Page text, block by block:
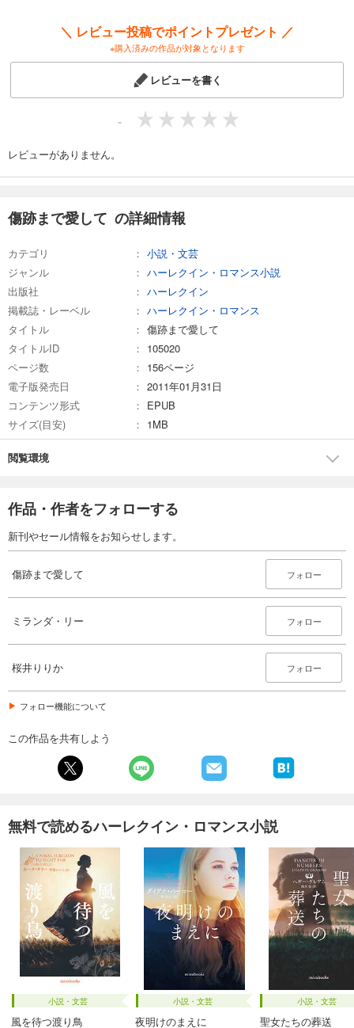
＼ レビュー投稿でポイントプレゼント ／
※購入済みの作品が対象となります
レビューを書く
-
レビューがありません。
傷跡まで愛して の詳細情報
カテゴリ
小説・文芸
ジャンル
ハーレクイン・ロマンス小説
出版社
ハーレクイン
掲載誌・レーベル
ハーレクイン・ロマンス
タイトル
傷跡まで愛して
タイトルID
105020
ページ数
156ページ
電子版発売日
2011年01月31日
コンテンツ形式
EPUB
サイズ(目安)
1MB
閲覧環境
作品・作者をフォローする
新刊やセール情報をお知らせします。
傷跡まで愛して フォロー
ミランダ・リー フォロー
桜井りりか フォロー
フォロー機能について
この作品を共有しよう
無料で読めるハーレクイン・ロマンス小説
小説・文芸
風を待つ渡り鳥
小説・文芸
夜明けのまえに
小説・文芸
聖女たちの葬送